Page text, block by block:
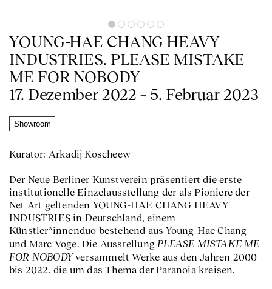
YOUNG-HAE CHANG HEAVY
INDUSTRIES. PLEASE MISTAKE
ME FOR NOBODY
17. Dezember 2022 – 5. Februar 2023
Showroom
Kurator: Arkadij Koscheew
Der Neue Berliner Kunstverein präsentiert die erste
institutionelle Einzelausstellung der als Pioniere der
Net Art geltenden YOUNG-HAE CHANG HEAVY
INDUSTRIES in Deutschland, einem
Künstler*innenduo bestehend aus Young-Hae Chang
und Marc Voge. Die Ausstellung PLEASE MISTAKE ME
FOR NOBODYversammelt Werke aus den Jahren 2000
bis 2022, die um das Thema der Paranoia kreisen.